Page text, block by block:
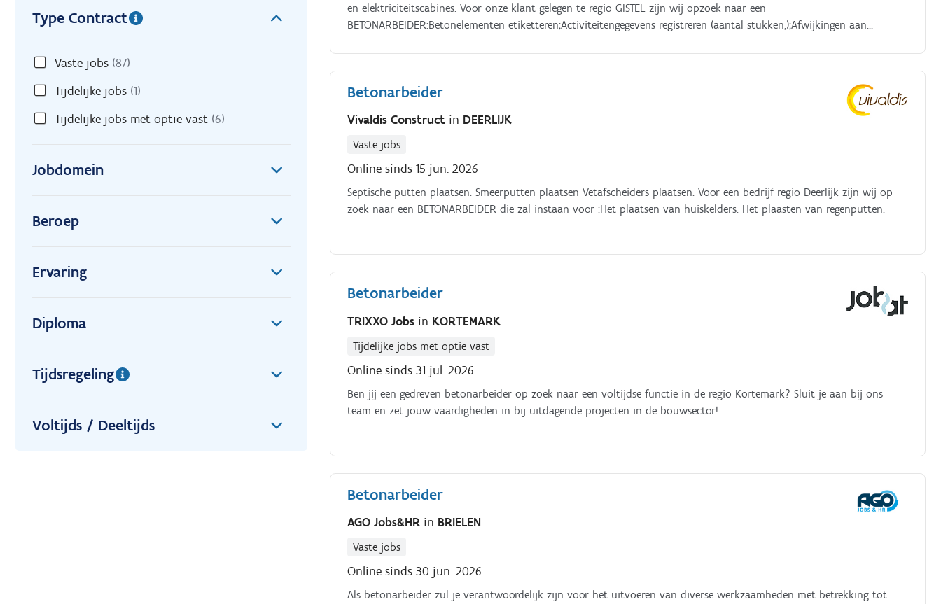
Type Contract
Vaste jobs (87)
Tijdelijke jobs (1)
Tijdelijke jobs met optie vast (6)
Jobdomein
Beroep
Ervaring
Diploma
Tijdsregeling
Voltijds / Deeltijds
en elektriciteitscabines. Voor onze klant gelegen te regio GISTEL zijn wij opzoek naar een
BETONARBEIDER:Betonelementen etiketteren;Activiteitengegevens registreren (aantal stukken,);Afwijkingen aan
betonherstelmortel;De werkzone reinigen en opruimen;Andere taken kunnen tot het takenpakket behoren op vraag
van de teamleader. Interesse in deze job? Contacteer ons dan via westkust@absolutejobs.be
Betonarbeider
Vivaldis Construct in DEERLIJK
Vaste jobs
Online sinds 15 jun. 2026
Septische putten plaatsen. Smeerputten plaatsen Vetafscheiders plaatsen. Voor een bedrijf regio Deerlijk zijn wij op
zoek naar een BETONARBEIDER die zal instaan voor :Het plaatsen van huiskelders. Het plaasten van regenputten.
Betonarbeider
TRIXXO Jobs in KORTEMARK
Tijdelijke jobs met optie vast
Online sinds 31 jul. 2026
Ben jij een gedreven betonarbeider op zoek naar een voltijdse functie in de regio Kortemark? Sluit je aan bij ons
team en zet jouw vaardigheden in bij uitdagende projecten in de bouwsector!
Betonarbeider
AGO Jobs&HR in BRIELEN
Vaste jobs
Online sinds 30 jun. 2026
Als betonarbeider zul je verantwoordelijk zijn voor het uitvoeren van diverse werkzaamheden met betrekking tot